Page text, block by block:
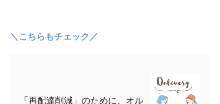
＼こちらもチェック／
「再配達削減」のために、オル